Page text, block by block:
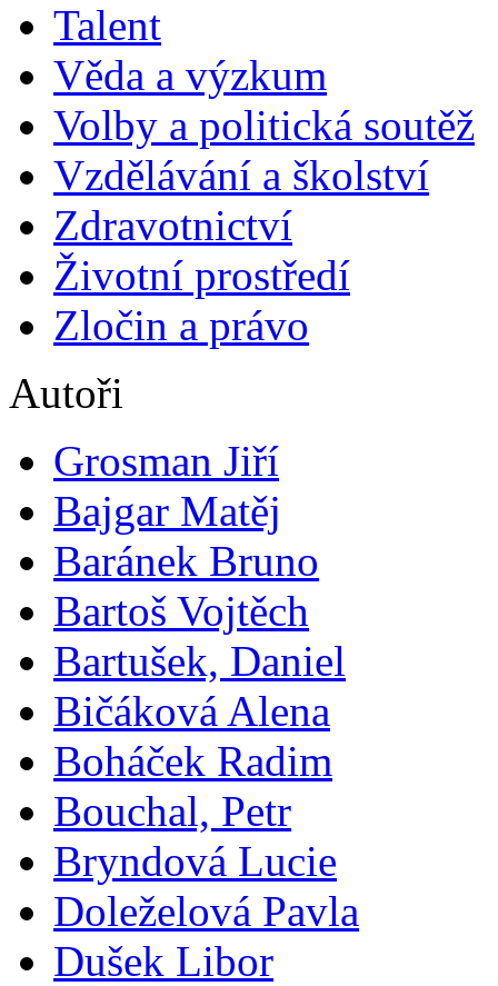
Talent
Věda a výzkum
Volby a politická soutěž
Vzdělávání a školství
Zdravotnictví
Životní prostředí
Zločin a právo
Autoři
Grosman Jiří
Bajgar Matěj
Baránek Bruno
Bartoš Vojtěch
Bartušek, Daniel
Bičáková Alena
Boháček Radim
Bouchal, Petr
Bryndová Lucie
Doleželová Pavla
Dušek Libor